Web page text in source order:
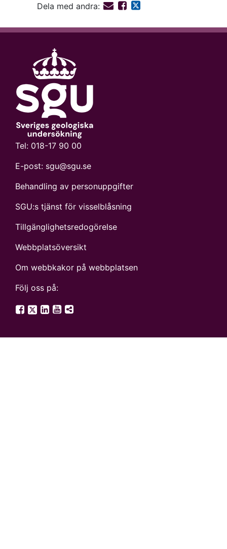
Dela med andra:
Tel: 018-17 90 00
E-post: sgu@sgu.se
Behandling av personuppgifter
SGU:s tjänst för visselblåsning
Tillgänglighetsredogörelse
Webbplatsöversikt
Om webbkakor på webbplatsen
Följ oss på:
SGU på Facebook
SGU på Twitter
SGU på LinkedIn
SGU på YouTube
Fler digitala kanaler